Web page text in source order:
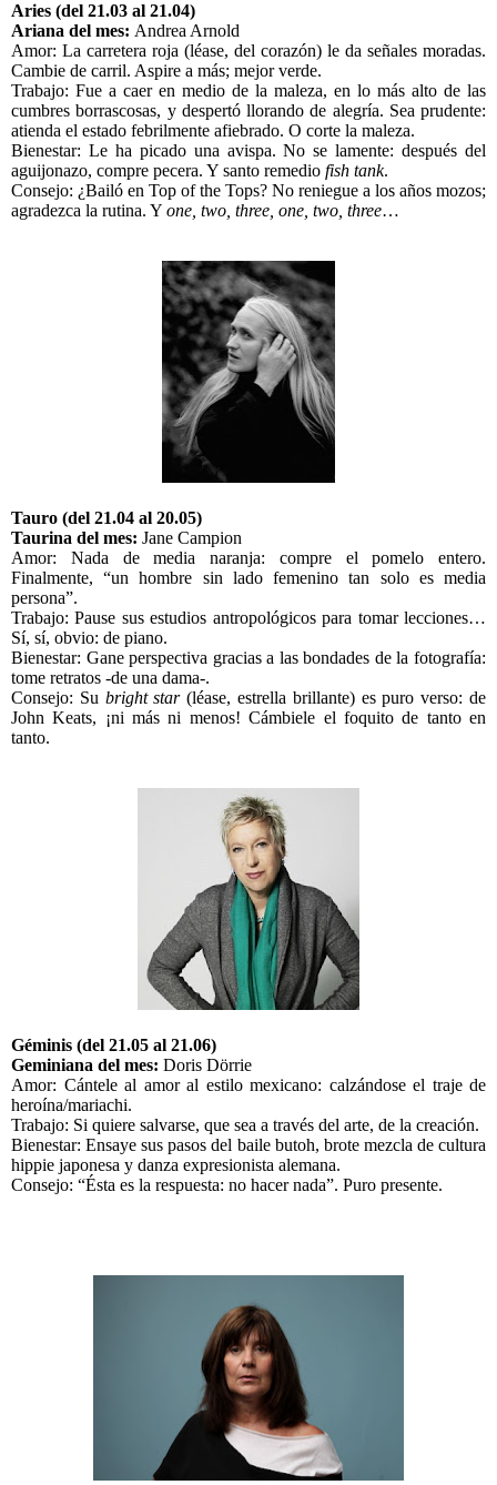
Aries (del 21.03 al 21.04)
Ariana del mes: Andrea Arnold
Amor: La carretera roja (léase, del corazón) le da señales moradas.
Cambie de carril. Aspire a más; mejor verde.
Trabajo: Fue a caer en medio de la maleza, en lo más alto de las
cumbres borrascosas, y despertó llorando de alegría. Sea prudente:
atienda el estado febrilmente afiebrado. O corte la maleza.
Bienestar: Le ha picado una avispa. No se lamente: después del
aguijonazo, compre pecera. Y santo remedio fish tank.
Consejo: ¿Bailó en Top of the Tops? No reniegue a los años mozos;
agradezca la rutina. Y one, two, three, one, two, three…
Tauro (del 21.04 al 20.05)
Taurina del mes: Jane Campion
Amor: Nada de media naranja: compre el pomelo entero.
Finalmente, “un hombre sin lado femenino tan solo es media
persona”.
Trabajo: Pause sus estudios antropológicos para tomar lecciones…
Sí, sí, obvio: de piano.
Bienestar: Gane perspectiva gracias a las bondades de la fotografía:
tome retratos -de una dama-.
Consejo: Su bright star(léase, estrella brillante) es puro verso: de
John Keats, ¡ni más ni menos! Cámbiele el foquito de tanto en
tanto.
Géminis (del 21.05 al 21.06)
Geminiana del mes: Doris Dörrie
Amor: Cántele al amor al estilo mexicano: calzándose el traje de
heroína/mariachi.
Trabajo: Si quiere salvarse, que sea a través del arte, de la creación.
Bienestar: Ensaye sus pasos del baile butoh, brote mezcla de cultura
hippie japonesa y danza expresionista alemana.
Consejo: “Ésta es la respuesta: no hacer nada”. Puro presente.